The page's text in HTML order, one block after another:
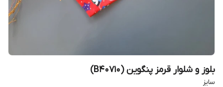
بلوز و شلوار قرمز پنگوین (B40710)
سایز